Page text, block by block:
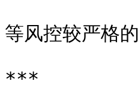
等风控较严格的
***